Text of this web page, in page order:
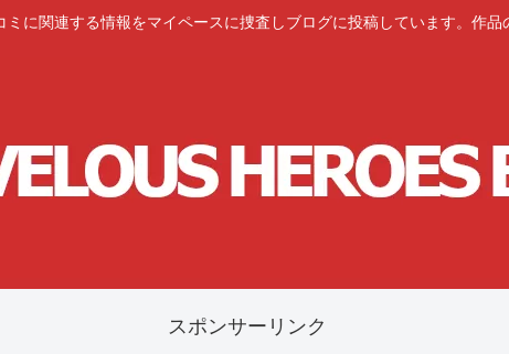
に関連する情報をマイペースに捜査しブログに投稿しています。作品
スポンサーリンク